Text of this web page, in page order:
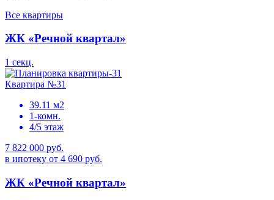
Все квартиры
ЖК «Речной квартал»
1 секц.
Квартира №31
39.11 м2
1-комн.
4/5 этаж
7 822 000 руб.
в ипотеку от 4 690 руб.
ЖК «Речной квартал»